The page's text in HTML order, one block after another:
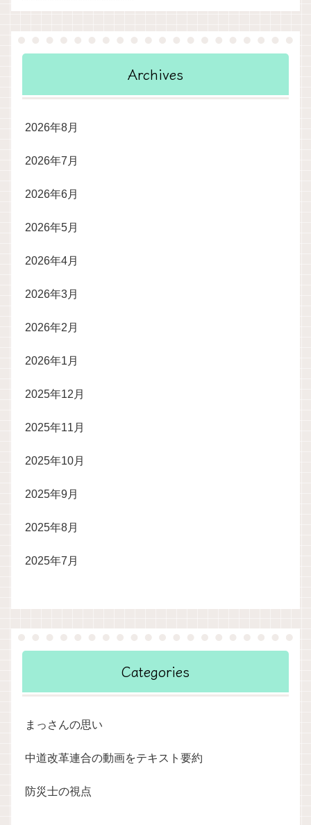
Archives
2026年8月
2026年7月
2026年6月
2026年5月
2026年4月
2026年3月
2026年2月
2026年1月
2025年12月
2025年11月
2025年10月
2025年9月
2025年8月
2025年7月
Categories
まっさんの思い
中道改革連合の動画をテキスト要約
防災士の視点